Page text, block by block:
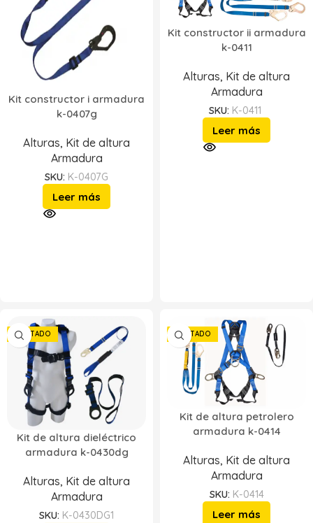
Kit constructor i armadura
k-0407g
Alturas, Kit de altura
Armadura
SKU: K-0407G
Leer más
Kit constructor ii armadura
k-0411
Alturas, Kit de altura
Armadura
SKU: K-0411
Leer más
AGOTADO
Kit de altura dieléctrico
armadura k-0430dg
Alturas, Kit de altura
Armadura
SKU: K-0430DG1
AGOTADO
Kit de altura petrolero
armadura k-0414
Alturas, Kit de altura
Armadura
SKU: K-0414
Leer más